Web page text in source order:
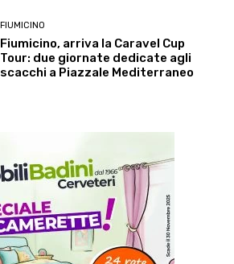
FIUMICINO
Fiumicino, arriva la Caravel Cup
Tour: due giornate dedicate agli
scacchi a Piazzale Mediterraneo